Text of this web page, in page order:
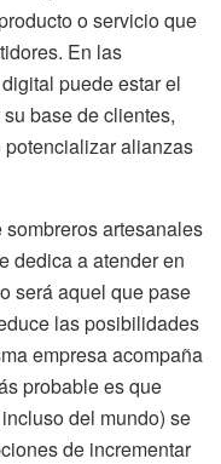
o servicio que
En las
puede estar el
base de clientes,
alianzas
artesanales
dedica a atender en
será aquel que pase
las posibilidades
empresa acompaña
probable es que
del mundo) se
de incrementar